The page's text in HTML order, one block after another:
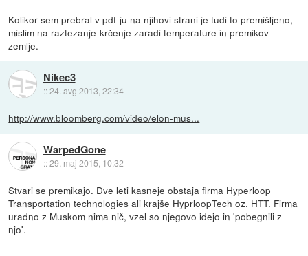
Kolikor sem prebral v pdf-ju na njihovi strani je tudi to premišljeno,
mislim na raztezanje-krčenje zaradi temperature in premikov
zemlje.
Nikec3
::24. avg 2013, 22:34
http://www.bloomberg.com/video/elon-mus...
WarpedGone
::29. maj 2015, 10:32
Stvari se premikajo. Dve leti kasneje obstaja firma Hyperloop
Transportation technologies ali krajše HyprloopTech oz. HTT. Firma
uradno z Muskom nima nič, vzel so njegovo idejo in 'pobegnili z
njo'.